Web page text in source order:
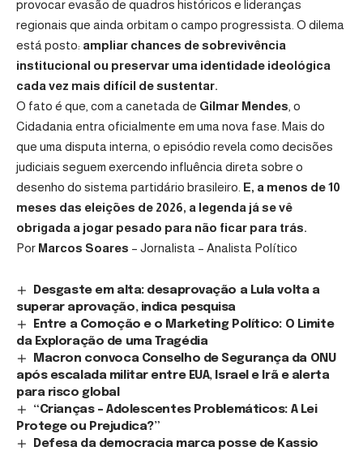
provocar evasão de quadros históricos e lideranças
regionais que ainda orbitam o campo progressista. O dilema
está posto: ampliar chances de sobrevivência
institucional ou preservar uma identidade ideológica
cada vez mais difícil de sustentar.
O fato é que, com a canetada de Gilmar Mendes , o
Cidadania entra oficialmente em uma nova fase. Mais do
que uma disputa interna, o episódio revela como decisões
judiciais seguem exercendo influência direta sobre o
desenho do sistema partidário brasileiro. E, a menos de 10
meses das eleições de 2026, a legenda já se vê
obrigada a jogar pesado para não ficar para trás.
Por Marcos Soares – Jornalista – Analista Político
Desgaste em alta: desaprovação a Lula volta a
superar aprovação, indica pesquisa
Entre a Comoção e o Marketing Político: O Limite
da Exploração de uma Tragédia
Macron convoca Conselho de Segurança da ONU
após escalada militar entre EUA, Israel e Irã e alerta
para risco global
“Crianças – Adolescentes Problemáticos: A Lei
Protege ou Prejudica?”
Defesa da democracia marca posse de Kassio